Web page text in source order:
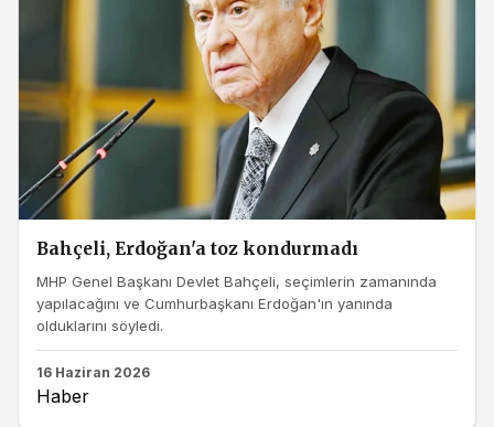
Bahçeli, Erdoğan'a toz kondurmadı
MHP Genel Başkanı Devlet Bahçeli, seçimlerin zamanında
yapılacağını ve Cumhurbaşkanı Erdoğan'ın yanında
olduklarını söyledi.
16 Haziran 2026
Haber